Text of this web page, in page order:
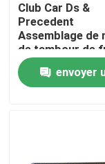
Maison
Produits
Club Car Ds &
Precedent
Assemblage de
de tambour de
OEM
envoyer